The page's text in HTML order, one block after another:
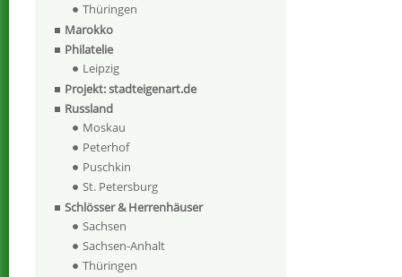
Thüringen
Marokko
Philatelie
Leipzig
Projekt: stadteigenart.de
Russland
Moskau
Peterhof
Puschkin
St. Petersburg
Schlösser & Herrenhäuser
Sachsen
Sachsen-Anhalt
Thüringen